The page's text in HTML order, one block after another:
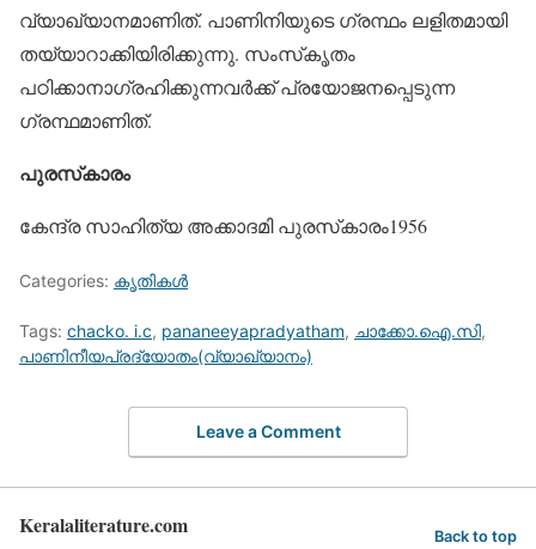
വ്യാഖ്യാനമാണിത്. പാണിനിയുടെ ഗ്രന്ഥം ലളിതമായി
തയ്യാറാക്കിയിരിക്കുന്നു. സംസ്‌കൃതം
പഠിക്കാനാഗ്രഹിക്കുന്നവര്‍ക്ക് പ്രയോജനപ്പെടുന്ന
ഗ്രന്ഥമാണിത്.
പുരസ്‌കാരം
കേന്ദ്ര സാഹിത്യ അക്കാദമി പുരസ്‌കാരം1956
Categories: കൃതികള്‍
Tags: chacko. i.c, pananeeyapradyatham, ചാക്കോ.ഐ.സി,
പാണിനീയപ്രദ്യോതം(വ്യാഖ്യാനം)
Leave a Comment
Keralaliterature.com Back to top